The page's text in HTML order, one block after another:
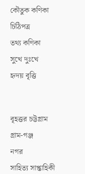
কৌতুক কণিকা
চিঠিপত্র
তথ্য কণিকা
সুখে দুঃখে
হৃদয় বৃত্তি
বৃহত্তর চট্টগ্রাম
গ্রাম-গঞ্জ
নগর
সাহিত্য সাপ্তাহিকী